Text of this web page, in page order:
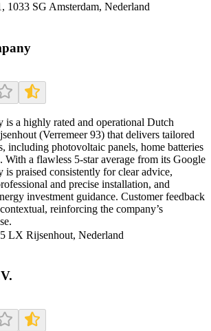
1033 SG Amsterdam, Nederland
is a highly rated and operational Dutch
(Verremeer 93) that delivers tailored
including photovoltaic panels, home batteries
With a flawless 5‑star average from its Google
is praised consistently for clear advice,
and precise installation, and
investment guidance. Customer feedback
reinforcing the company’s
LX Rijsenhout, Nederland